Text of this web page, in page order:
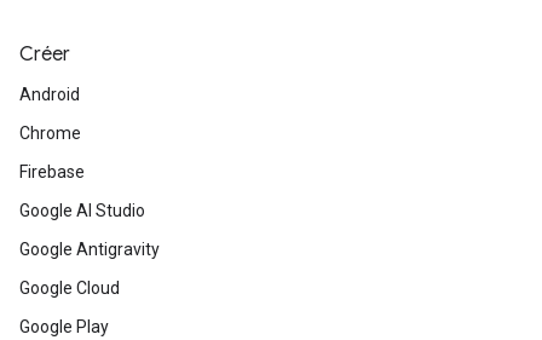
Créer
Android
Chrome
Firebase
Google AI Studio
Google Antigravity
Google Cloud
Google Play